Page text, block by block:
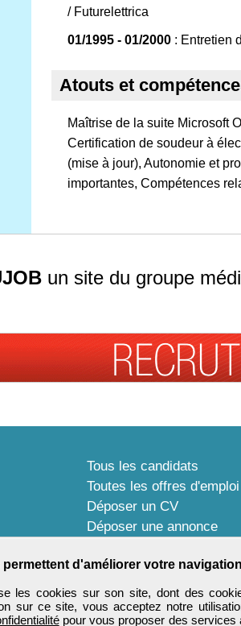
/ Futurelettrica
01/1995 - 01/2000 : Entretien
Atouts et
Maîtrise de la suite Microsoft
Certification de soudeur à
(mise à jour), Autonomie et
importantes, Compétences
permettent d'améliorer votre navigation
les cookies sur son site, dont des
sur ce site, vous acceptez notre
pour vous proposer des services
un site du groupe
Tous les candidats
Toutes les offres d'emploi
Déposer un CV
Déposer une annonce